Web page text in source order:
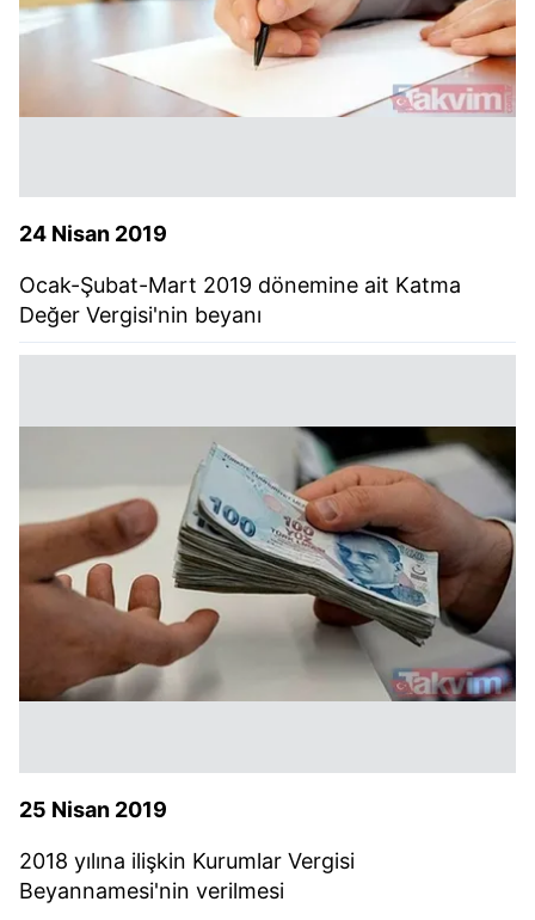
24 Nisan 2019
Ocak-Şubat-Mart 2019 dönemine ait Katma
Değer Vergisi'nin beyanı
25 Nisan 2019
2018 yılına ilişkin Kurumlar Vergisi
Beyannamesi'nin verilmesi